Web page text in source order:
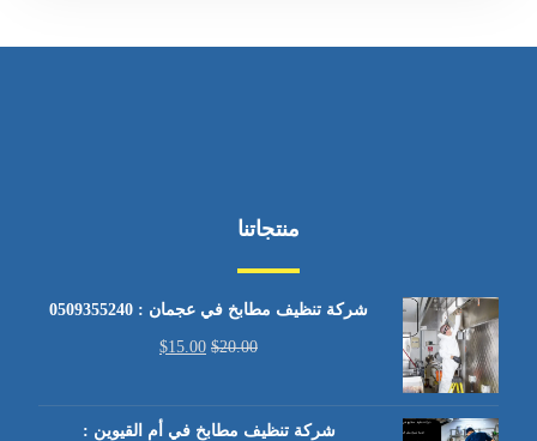
منتجاتنا
شركة تنظيف مطابخ في عجمان : 0509355240
$20.00
$15.00
شركة تنظيف مطابخ في أم القيوين :